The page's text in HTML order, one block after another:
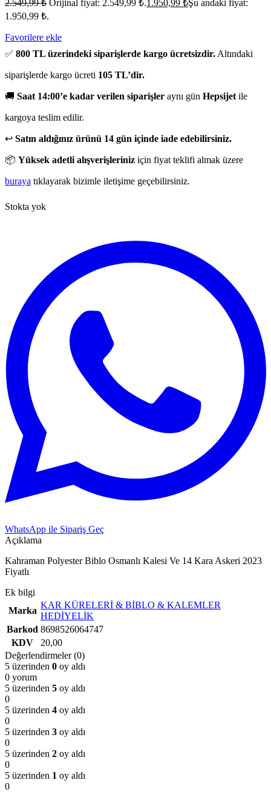
2.549,99₺ Orijinal fiyat: 2.549,99 ₺.1.950,99 ₺Şu andaki fiyat:
1.950,99 ₺.
Favorilere ekle
✅ 800 TL üzerindeki siparişlerde kargo ücretsizdir. Altındaki
siparişlerde kargo ücreti 105 TL’dir.
🚚 Saat 14:00’e kadar verilen siparişler aynı gün Hepsijet ile
kargoya teslim edilir.
↩️ Satın aldığınız ürünü 14 gün içinde iade edebilirsiniz.
📦 Yüksek adetli alışverişleriniz için fiyat teklifi almak üzere
buraya tıklayarak bizimle iletişime geçebilirsiniz.
Stokta yok
WhatsApp ile Sipariş Geç
Açıklama
Kahraman Polyester Biblo Osmanlı Kalesi Ve 14 Kara Askeri 2023
Fiyatlı
Ek bilgi
Marka
KAR KÜRELERİ & BİBLO & KALEMLER
HEDİYELİK
Barkod 8698526064747
KDV
20,00
Değerlendirmeler (0)
5 üzerinden 0 oy aldı
0 yorum
5 üzerinden 5 oy aldı
0
5 üzerinden 4 oy aldı
0
5 üzerinden 3 oy aldı
0
5 üzerinden 2 oy aldı
0
5 üzerinden 1 oy aldı
0